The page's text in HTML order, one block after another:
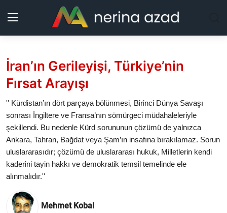
Kurdistan
Bölgeler
Yaşam
Güncel
Analiz
Galeri
İran’ın Gerileyişi, Türkiye’nin
Fırsat Arayışı
'' Kürdistan’ın dört parçaya bölünmesi, Birinci Dünya Savaşı
sonrası İngiltere ve Fransa’nın sömürgeci müdahaleleriyle
şekillendi. Bu nedenle Kürd sorununun çözümü de yalnızca
Ankara, Tahran, Bağdat veya Şam’ın insafına bırakılamaz. Sorun
uluslararasıdır; çözümü de uluslararası hukuk, Milletlerin kendi
kaderini tayin hakkı ve demokratik temsil temelinde ele
alınmalıdır.''
Mehmet Kobal